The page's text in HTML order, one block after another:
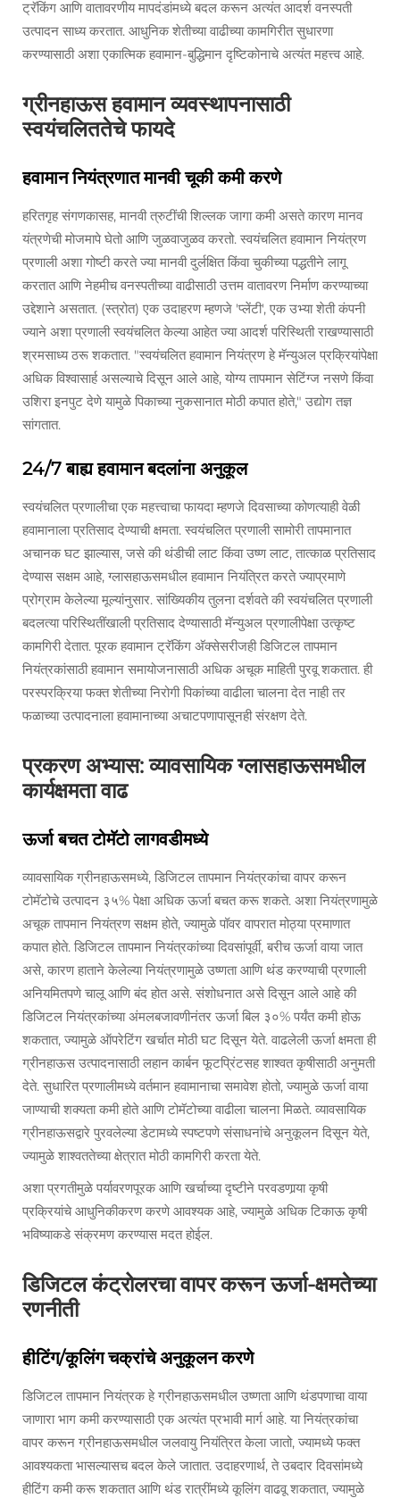
ट्रॅकिंग आणि वातावरणीय मापदंडांमध्ये बदल करून अत्यंत आदर्श वनस्पती
उत्पादन साध्य करतात. आधुनिक शेतीच्या वाढीच्या कामगिरीत सुधारणा
करण्यासाठी अशा एकात्मिक हवामान-बुद्धिमान दृष्टिकोनाचे अत्यंत महत्त्व आहे.
ग्रीनहाऊस हवामान व्यवस्थापनासाठी
स्वयंचलिततेचे फायदे
हवामान नियंत्रणात मानवी चूकी कमी करणे
हरितगृह संगणकासह, मानवी त्रुटींची शिल्लक जागा कमी असते कारण मानव
यंत्रणेची मोजमापे घेतो आणि जुळवाजुळव करतो. स्वयंचलित हवामान नियंत्रण
प्रणाली अशा गोष्टी करते ज्या मानवी दुर्लक्षित किंवा चुकीच्या पद्धतीने लागू
करतात आणि नेहमीच वनस्पतीच्या वाढीसाठी उत्तम वातावरण निर्माण करण्याच्या
उद्देशाने असतात. (स्त्रोत) एक उदाहरण म्हणजे 'प्लेंटी', एक उभ्या शेती कंपनी
ज्याने अशा प्रणाली स्वयंचलित केल्या आहेत ज्या आदर्श परिस्थिती राखण्यासाठी
श्रमसाध्य ठरू शकतात. "स्वयंचलित हवामान नियंत्रण हे मॅन्युअल प्रक्रियांपेक्षा
अधिक विश्वासार्ह असल्याचे दिसून आले आहे, योग्य तापमान सेटिंग्ज नसणे किंवा
उशिरा इनपुट देणे यामुळे पिकाच्या नुकसानात मोठी कपात होते," उद्योग तज्ञ
सांगतात.
24/7 बाह्य हवामान बदलांना अनुकूल
स्वयंचलित प्रणालीचा एक महत्त्वाचा फायदा म्हणजे दिवसाच्या कोणत्याही वेळी
हवामानाला प्रतिसाद देण्याची क्षमता. स्वयंचलित प्रणाली सामोरी तापमानात
अचानक घट झाल्यास, जसे की थंडीची लाट किंवा उष्ण लाट, तात्काळ प्रतिसाद
देण्यास सक्षम आहे, ग्लासहाऊसमधील हवामान नियंत्रित करते ज्याप्रमाणे
प्रोग्राम केलेल्या मूल्यांनुसार. सांख्यिकीय तुलना दर्शवते की स्वयंचलित प्रणाली
बदलत्या परिस्थितींखाली प्रतिसाद देण्यासाठी मॅन्युअल प्रणालीपेक्षा उत्कृष्ट
कामगिरी देतात. पूरक हवामान ट्रॅकिंग अ‍ॅक्सेसरीजही डिजिटल तापमान
नियंत्रकांसाठी हवामान समायोजनासाठी अधिक अचूक माहिती पुरवू शकतात. ही
परस्परक्रिया फक्त शेतीच्या निरोगी पिकांच्या वाढीला चालना देत नाही तर
फळाच्या उत्पादनाला हवामानाच्या अचाटपणापासूनही संरक्षण देते.
प्रकरण अभ्यास: व्यावसायिक ग्लासहाऊसमधील
कार्यक्षमता वाढ
ऊर्जा बचत टोमॅटो लागवडीमध्ये
व्यावसायिक ग्रीनहाऊसमध्ये, डिजिटल तापमान नियंत्रकांचा वापर करून
टोमॅटोचे उत्पादन ३५% पेक्षा अधिक ऊर्जा बचत करू शकते. अशा नियंत्रणामुळे
अचूक तापमान नियंत्रण सक्षम होते, ज्यामुळे पॉवर वापरात मोठ्या प्रमाणात
कपात होते. डिजिटल तापमान नियंत्रकांच्या दिवसांपूर्वी, बरीच ऊर्जा वाया जात
असे, कारण हाताने केलेल्या नियंत्रणामुळे उष्णता आणि थंड करण्याची प्रणाली
अनियमितपणे चालू आणि बंद होत असे. संशोधनात असे दिसून आले आहे की
डिजिटल नियंत्रकांच्या अंमलबजावणीनंतर ऊर्जा बिल ३०% पर्यंत कमी होऊ
शकतात, ज्यामुळे ऑपरेटिंग खर्चात मोठी घट दिसून येते. वाढलेली ऊर्जा क्षमता ही
ग्रीनहाऊस उत्पादनासाठी लहान कार्बन फूटप्रिंटसह शाश्वत कृषीसाठी अनुमती
देते. सुधारित प्रणालीमध्ये वर्तमान हवामानाचा समावेश होतो, ज्यामुळे ऊर्जा वाया
जाण्याची शक्यता कमी होते आणि टोमॅटोच्या वाढीला चालना मिळते. व्यावसायिक
ग्रीनहाऊसद्वारे पुरवलेल्या डेटामध्ये स्पष्टपणे संसाधनांचे अनुकूलन दिसून येते,
ज्यामुळे शाश्वततेच्या क्षेत्रात मोठी कामगिरी करता येते.
अशा प्रगतीमुळे पर्यावरणपूरक आणि खर्चाच्या दृष्टीने परवडणार्‍या कृषी
प्रक्रियांचे आधुनिकीकरण करणे आवश्यक आहे, ज्यामुळे अधिक टिकाऊ कृषी
भविष्याकडे संक्रमण करण्यास मदत होईल.
डिजिटल कंट्रोलरचा वापर करून ऊर्जा-क्षमतेच्या
रणनीती
हीटिंग/कूलिंग चक्रांचे अनुकूलन करणे
डिजिटल तापमान नियंत्रक हे ग्रीनहाऊसमधील उष्णता आणि थंडपणाचा वाया
जाणारा भाग कमी करण्यासाठी एक अत्यंत प्रभावी मार्ग आहे. या नियंत्रकांचा
वापर करून ग्रीनहाऊसमधील जलवायु नियंत्रित केला जातो, ज्यामध्ये फक्त
आवश्यकता भासल्यासच बदल केले जातात. उदाहरणार्थ, ते उबदार दिवसांमध्ये
हीटिंग कमी करू शकतात आणि थंड रात्रींमध्ये कूलिंग वाढवू शकतात, ज्यामुळे